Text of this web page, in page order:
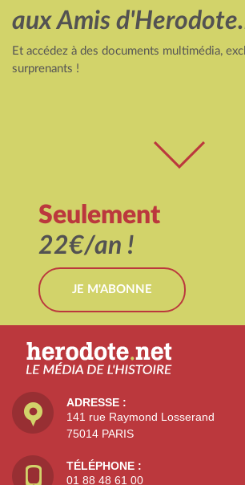
aux Amis
Et accédez à des documents multimédia,
surprenants !
Seulement
22€/an !
JE M'ABONNE
ADRESSE :
141 rue Raymond Losserand
75014 PARIS
TÉLÉPHONE :
01 88 48 61 00